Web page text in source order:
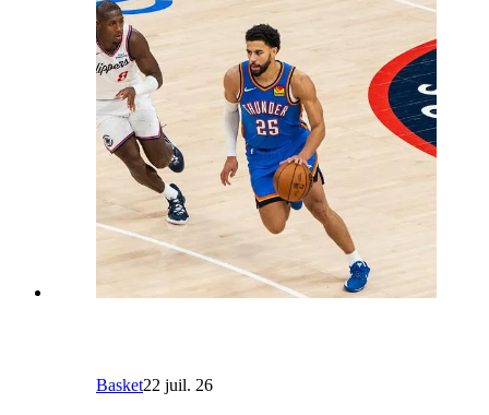
Basket22 juil. 26